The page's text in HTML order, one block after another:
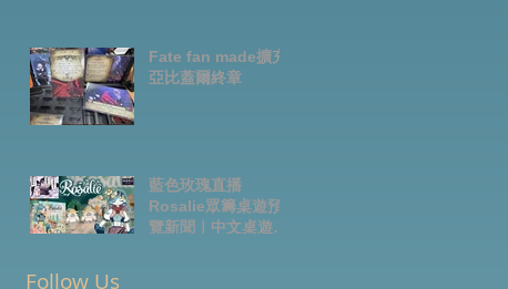
Fate fan made擴充-
亞比蓋爾終章
藍色玫瑰直播
Rosalie眾籌桌遊預
覽新聞｜中文桌遊節
Follow Us